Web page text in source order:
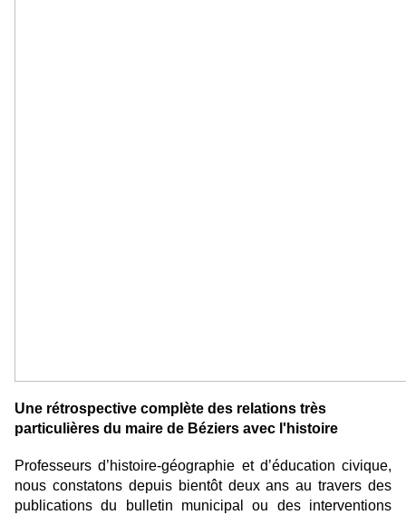
Une rétrospective complète des relations très
particulières du maire de Béziers avec l'histoire
Professeurs d’histoire-géographie et d’éducation civique,
nous constatons depuis bientôt deux ans au travers des
publications du bulletin municipal ou des interventions